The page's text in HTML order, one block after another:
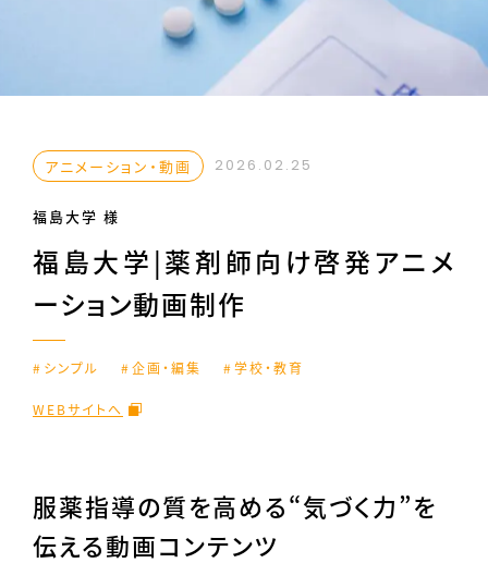
アニメーション・動画 2026.02.25
福島大学 様
福島大学|薬剤師向け啓発アニメ
ーション動画制作
シンプル 企画・編集 学校・教育
WEBサイトへ
服薬指導の質を高める“気づく力”を
伝える動画コンテンツ